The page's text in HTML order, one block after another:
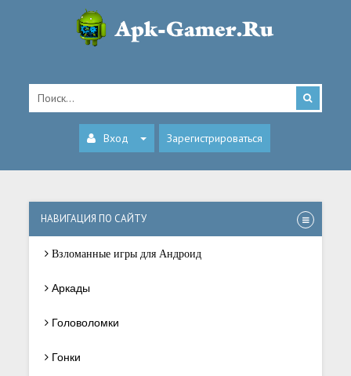
Вход Зарегистрироваться
НАВИГАЦИЯ ПО САЙТУ
Взломанные игры для Андроид
Аркады
Головоломки
Гонки